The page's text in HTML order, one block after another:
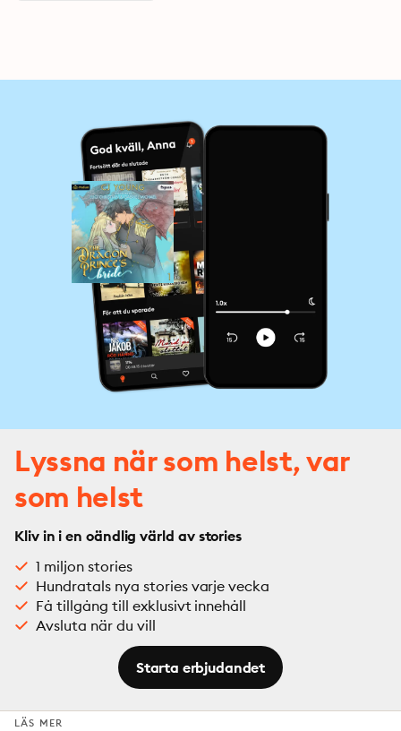
Lyssna när som helst, var
som helst
Kliv in i en oändlig värld av stories
1 miljon stories
Hundratals nya stories varje vecka
Få tillgång till exklusivt innehåll
Avsluta när du vill
Starta erbjudandet
LÄS MER